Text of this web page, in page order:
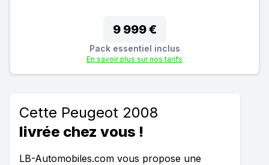
9 999 €
Pack essentiel inclus
En savoir plus sur nos tarifs
Cette Peugeot 2008
livrée chez vous !
LB-Automobiles.com vous propose une